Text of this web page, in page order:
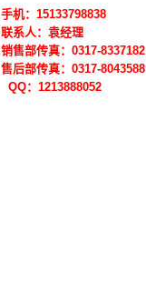
手机：15133798838
联系人：袁经理
销售部传真：0317-8337182
售后部传真：0317-8043588
QQ：1213888052